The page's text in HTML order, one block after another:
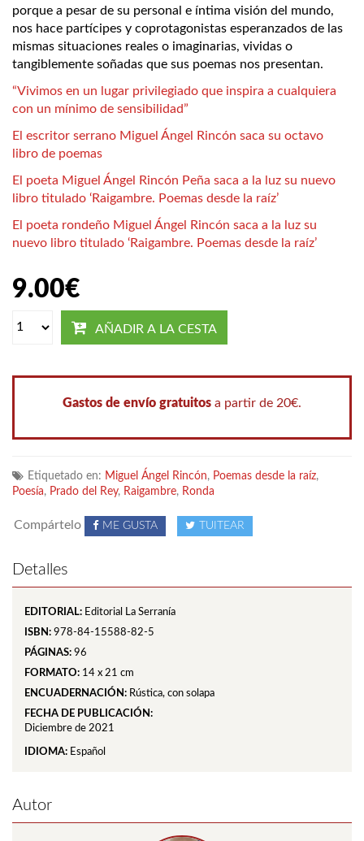
porque a pesar de su personal e íntima visión del mundo,
nos hace partícipes y coprotagonistas esperanzados de las
mismas situaciones reales o imaginarias, vividas o
tangiblemente soñadas que sus poemas nos presentan.
“Vivimos en un lugar privilegiado que inspira a cualquiera
con un mínimo de sensibilidad”
El escritor serrano Miguel Ángel Rincón saca su octavo
libro de poemas
El poeta Miguel Ángel Rincón Peña saca a la luz su nuevo
libro titulado ‘Raigambre. Poemas desde la raíz’
El poeta rondeño Miguel Ángel Rincón saca a la luz su
nuevo libro titulado ‘Raigambre. Poemas desde la raíz’
9.00€
AÑADIR A LA CESTA
Gastos de envío gratuitos a partir de 20€.
Etiquetado en: Miguel Ángel Rincón, Poemas desde la raíz,
Poesía, Prado del Rey, Raigambre, Ronda
Compártelo ME GUSTA TUITEAR
Detalles
EDITORIAL: Editorial La Serranía
ISBN: 978-84-15588-82-5
PÁGINAS: 96
FORMATO: 14 x 21 cm
ENCUADERNACIÓN: Rústica, con solapa
FECHA DE PUBLICACIÓN:
Diciembre de 2021
IDIOMA: Español
Autor